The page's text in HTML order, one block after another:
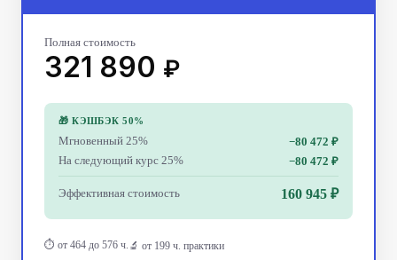
Полная стоимость
321 890 ₽
🎁 КЭШБЭК 50%
Мгновенный 25%
−80 472 ₽
На следующий курс 25%
−80 472 ₽
Эффективная стоимость 160 945 ₽
⏱ от 464 до 576 ч. 🔬 от 199 ч. практики